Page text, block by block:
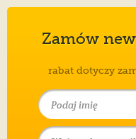
Zamów
rabat dotyczy